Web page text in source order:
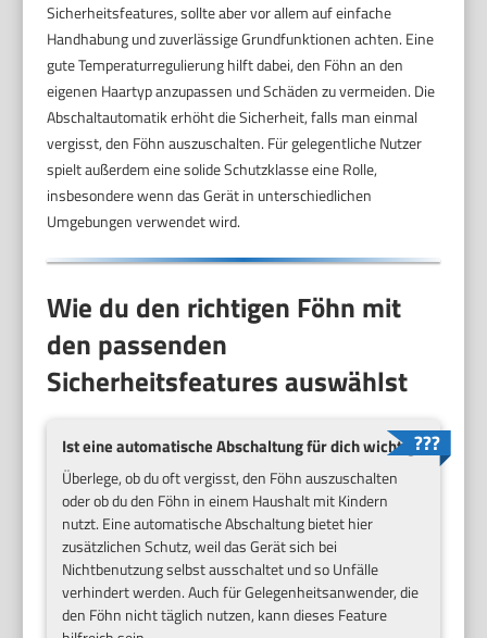
Sicherheitsfeatures, sollte aber vor allem auf einfache
Handhabung und zuverlässige Grundfunktionen achten. Eine
gute Temperaturregulierung hilft dabei, den Föhn an den
eigenen Haartyp anzupassen und Schäden zu vermeiden. Die
Abschaltautomatik erhöht die Sicherheit, falls man einmal
vergisst, den Föhn auszuschalten. Für gelegentliche Nutzer
spielt außerdem eine solide Schutzklasse eine Rolle,
insbesondere wenn das Gerät in unterschiedlichen
Umgebungen verwendet wird.
Wie du den richtigen Föhn mit
den passenden
Sicherheitsfeatures auswählst
Ist eine automatische Abschaltung für dich wichtig?
Überlege, ob du oft vergisst, den Föhn auszuschalten
oder ob du den Föhn in einem Haushalt mit Kindern
nutzt. Eine automatische Abschaltung bietet hier
zusätzlichen Schutz, weil das Gerät sich bei
Nichtbenutzung selbst ausschaltet und so Unfälle
verhindert werden. Auch für Gelegenheitsanwender, die
den Föhn nicht täglich nutzen, kann dieses Feature